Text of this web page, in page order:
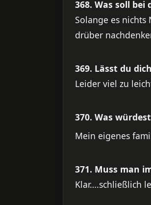
368. Was soll
Solange es
drüber
369. Lässt du
Leider viel zu
370. Was
Mein eigenes
371. Muss man
Klar….schließlich